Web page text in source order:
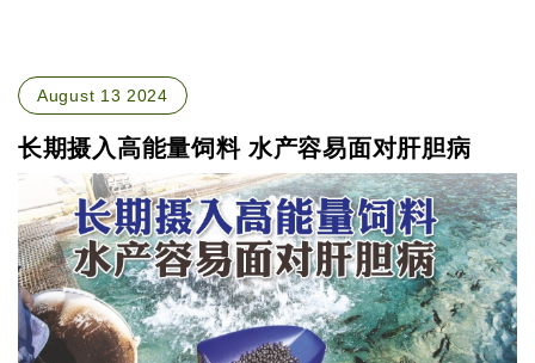
August 13 2024
长期摄入高能量饲料 水产容易面对肝胆病